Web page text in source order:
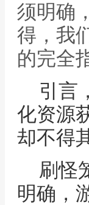
须明确
得，我
的完全
引言
化资源
却不得
刷怪
明确，